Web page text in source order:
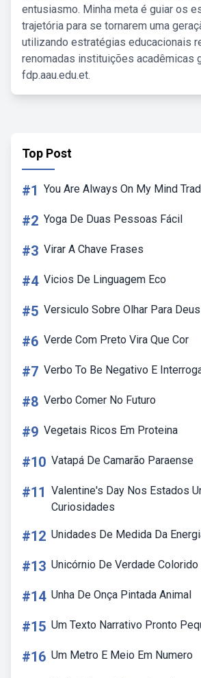
entusiasmo. Minha meta é guiar os
trajetória para se tornarem uma
utilizando estratégias educacionais
renomadas instituições acadêmicas
fdp.aau.edu.et.
Top Post
#1 You Are Always On My Mind
#2 Yoga De Duas Pessoas Fácil
#3 Virar A Chave Frases
#4 Vicios De Linguagem Eco
#5 Versiculo Sobre Olhar Para Deus
#6 Verde Com Preto Vira Que Cor
#7 Verbo To Be Negativo E
#8 Verbo Comer No Futuro
#9 Vegetais Ricos Em Proteina
#10 Vatapá De Camarão Paraense
#11 Valentine's Day Nos Estados
Curiosidades
#12 Unidades De Medida Da
#13 Unicórnio De Verdade Colorido
#14 Unha De Onça Pintada Animal
#15 Um Texto Narrativo Pronto
#16 Um Metro E Meio Em Numero